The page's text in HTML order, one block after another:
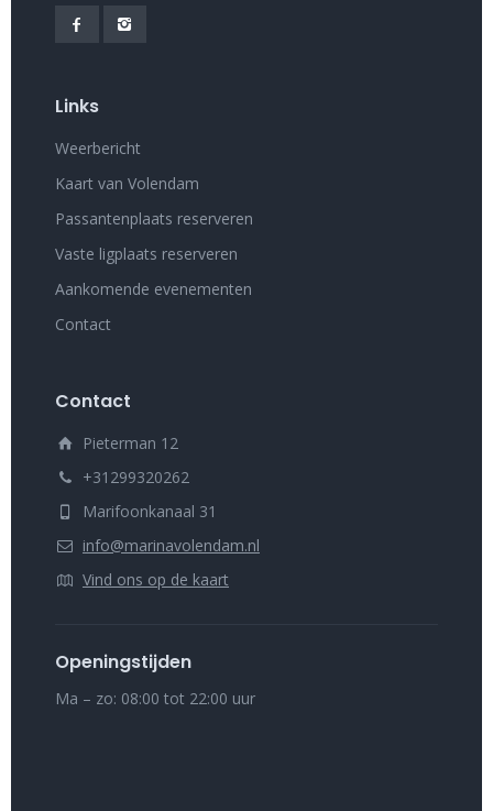
Links
Weerbericht
Kaart van Volendam
Passantenplaats reserveren
Vaste ligplaats reserveren
Aankomende evenementen
Contact
Contact
Pieterman 12
+31299320262
Marifoonkanaal 31
info@marinavolendam.nl
Vind ons op de kaart
Openingstijden
Ma – zo: 08:00 tot 22:00 uur